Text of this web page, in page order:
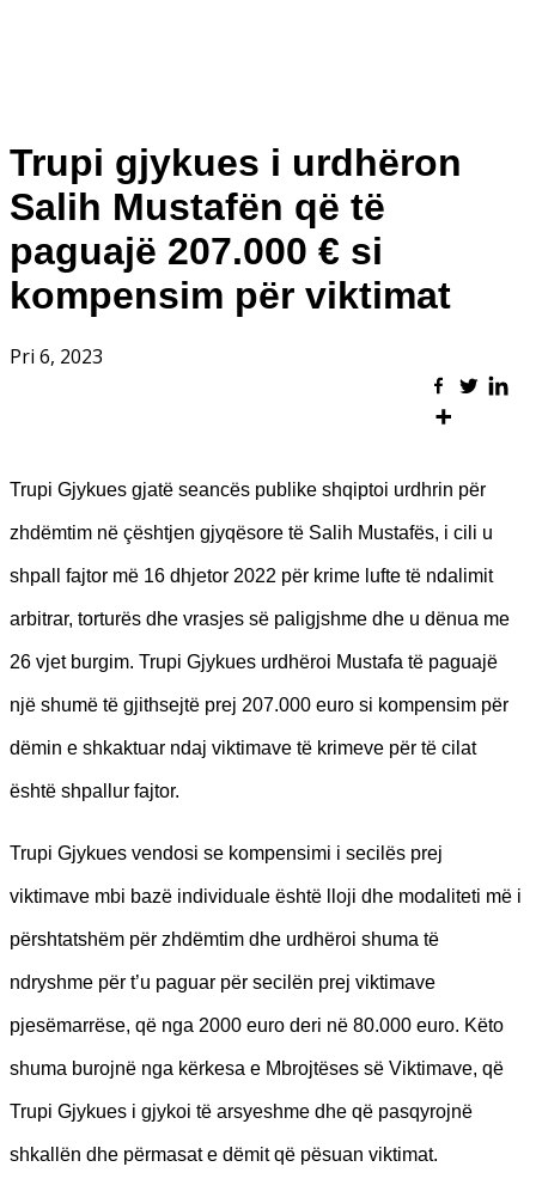
Trupi gjykues i urdhëron
Salih Mustafën që të
paguajë 207.000 € si
kompensim për viktimat
Pri 6, 2023
Trupi Gjykues gjatë seancës publike shqiptoi urdhrin për
zhdëmtim në çështjen gjyqësore të Salih Mustafës, i cili u
shpall fajtor më 16 dhjetor 2022 për krime lufte të ndalimit
arbitrar, torturës dhe vrasjes së paligjshme dhe u dënua me
26 vjet burgim. Trupi Gjykues urdhëroi Mustafa të paguajë
një shumë të gjithsejtë prej 207.000 euro si kompensim për
dëmin e shkaktuar ndaj viktimave të krimeve për të cilat
është shpallur fajtor.
Trupi Gjykues vendosi se kompensimi i secilës prej
viktimave mbi bazë individuale është lloji dhe modaliteti më i
përshtatshëm për zhdëmtim dhe urdhëroi shuma të
ndryshme për t’u paguar për secilën prej viktimave
pjesëmarrëse, që nga 2000 euro deri në 80.000 euro. Këto
shuma burojnë nga kërkesa e Mbrojtëses së Viktimave, që
Trupi Gjykues i gjykoi të arsyeshme dhe që pasqyrojnë
shkallën dhe përmasat e dëmit që pësuan viktimat.